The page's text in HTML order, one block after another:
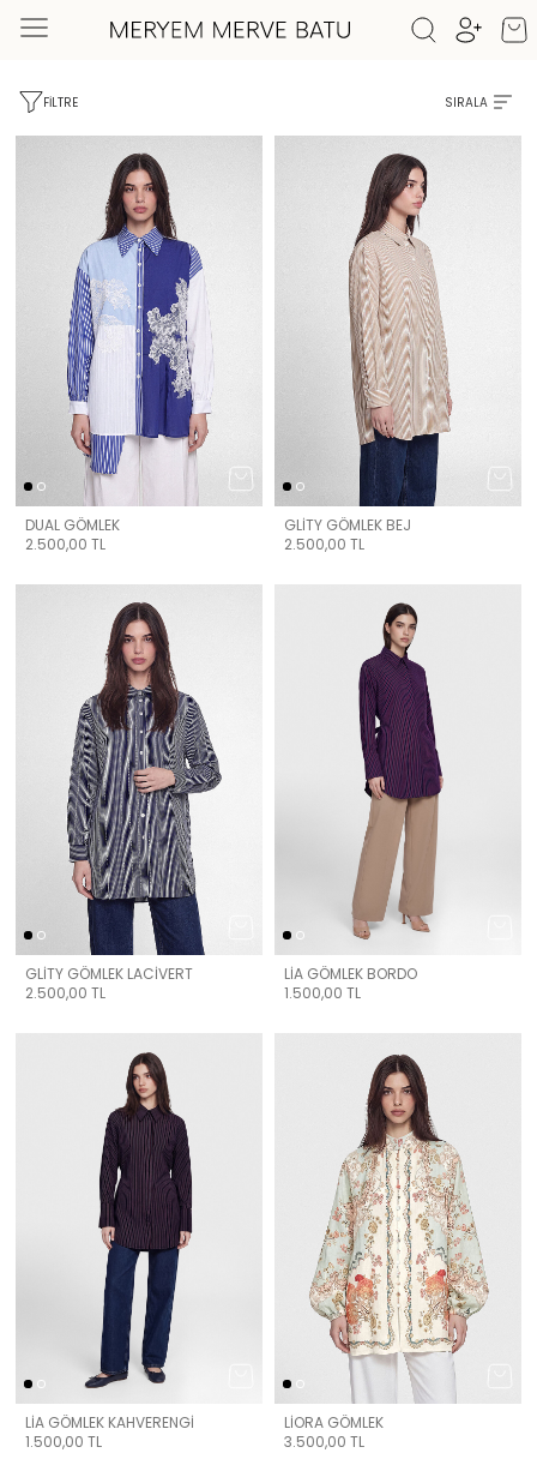
FILTRE SIRALA
DUAL GÖMLEK
2.500,00 TL
GLİTY GÖMLEK BEJ
2.500,00 TL
GLİTY GÖMLEK LACİVERT
2.500,00 TL
LİA GÖMLEK BORDO
1.500,00 TL
LİA GÖMLEK KAHVERENGİ
1.500,00 TL
LİORA GÖMLEK
3.500,00 TL